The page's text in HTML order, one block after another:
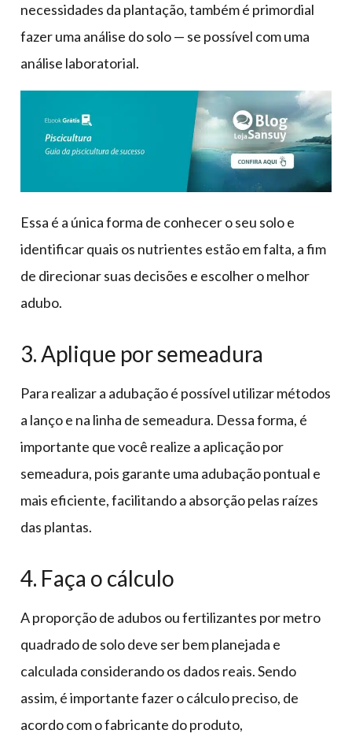
necessidades da plantação, também é primordial
fazer uma análise do solo — se possível com uma
análise laboratorial.
Essa é a única forma de conhecer o seu solo e
identificar quais os nutrientes estão em falta, a fim
de direcionar suas decisões e escolher o melhor
adubo.
3. Aplique por semeadura
Para realizar a adubação é possível utilizar métodos
a lanço e na linha de semeadura. Dessa forma, é
importante que você realize a aplicação por
semeadura, pois garante uma adubação pontual e
mais eficiente, facilitando a absorção pelas raízes
das plantas.
4. Faça o cálculo
A proporção de adubos ou fertilizantes por metro
quadrado de solo deve ser bem planejada e
calculada considerando os dados reais. Sendo
assim, é importante fazer o cálculo preciso, de
acordo com o fabricante do produto,